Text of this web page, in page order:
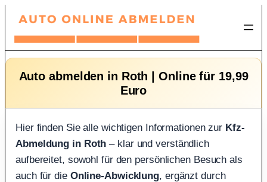
Zum
springen
Auto abmelden in Roth | Online für 19,99
Euro
Hier finden Sie alle wichtigen Informationen zur Kfz-
Abmeldung in Roth – klar und verständlich
aufbereitet, sowohl für den persönlichen Besuch als
auch für die Online-Abwicklung, ergänzt durch